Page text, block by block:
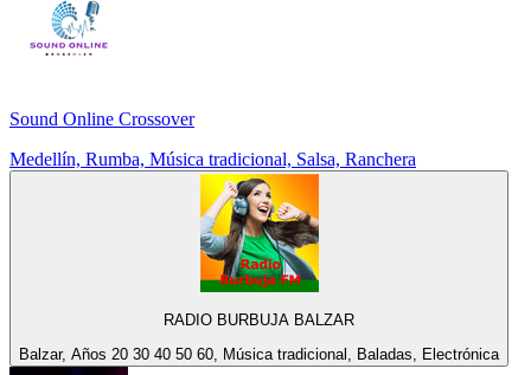
Sound Online Crossover
Medellín, Rumba, Música tradicional, Salsa, Ranchera
RADIO BURBUJA BALZAR
Balzar, Años 20 30 40 50 60, Música tradicional, Baladas, Electrónica